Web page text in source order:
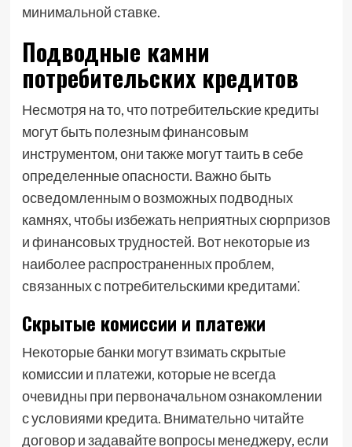
минимальной ставке.
Подводные камни
потребительских кредитов
Несмотря на то, что потребительские кредиты
могут быть полезным финансовым
инструментом, они также могут таить в себе
определенные опасности. Важно быть
осведомленным о возможных подводных
камнях, чтобы избежать неприятных сюрпризов
и финансовых трудностей. Вот некоторые из
наиболее распространенных проблем,
связанных с потребительскими кредитами⁚
Скрытые комиссии и платежи
Некоторые банки могут взимать скрытые
комиссии и платежи, которые не всегда
очевидны при первоначальном ознакомлении
с условиями кредита. Внимательно читайте
договор и задавайте вопросы менеджеру, если